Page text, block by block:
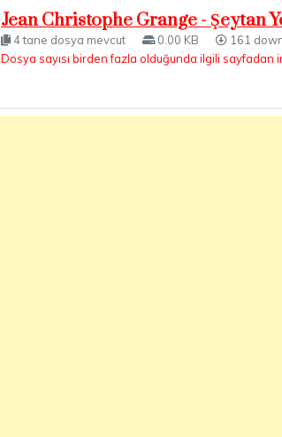
Jean Christophe Grange - Şeytan
4 tane dosya mevcut 0.00 KB
161
Dosya sayısı birden fazla olduğunda ilgili